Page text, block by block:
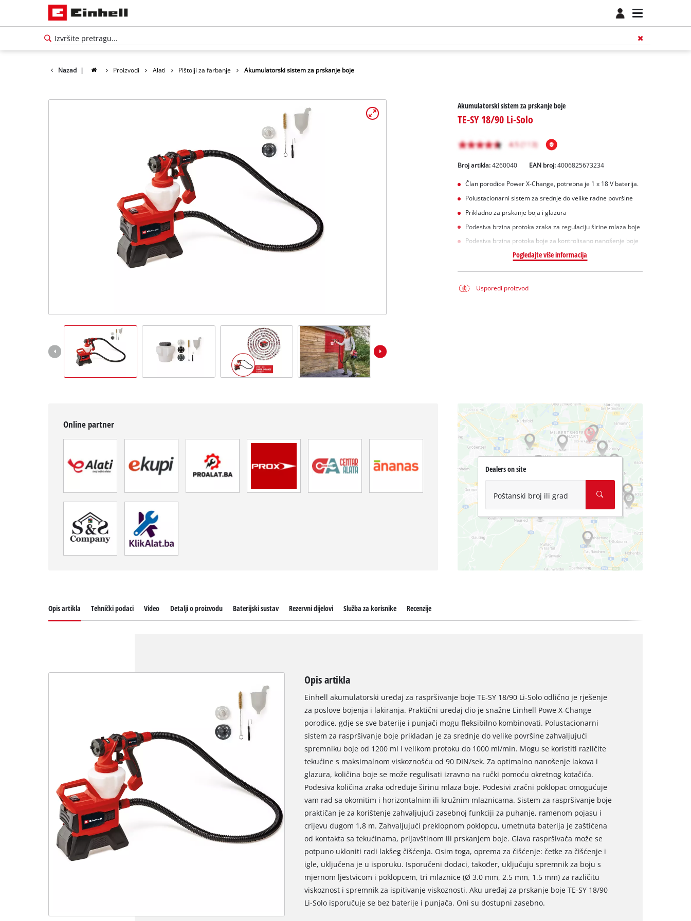
Nazad | Proizvodi Alati Pištolji za farbanje Akumulatorski sistem za prskanje boje
Akumulatorski sistem za prskanje boje
TE-SY 18/90 Li-Solo
Broj artikla: 4260040 EAN broj:4006825673234
Član porodice Power X-Change, potrebna je 1 x 18 V baterija.
Polustacionarni sistem za srednje do velike radne površine
Prikladno za prskanje boja i glazura
Podesiva brzina protoka zraka za regulaciju širine mlaza boje
Podesiva brzina protoka boje za kontrolisano nanošenje boje
Pogledajte više informacija
Usporedi proizvod
Online partner
Dealers on site
Poštanski broj ili grad
Opis artikla Tehnički podaci Video Detalji o proizvodu Baterijski sustav Rezervni dijelovi Služba za korisnike Recenzije
Opis artikla
Einhell akumulatorski uređaj za raspršivanje boje TE-SY 18/90 Li-Solo odlično je rješenje
za poslove bojenja i lakiranja. Praktični uređaj dio je snažne Einhell Powe X-Change
porodice, gdje se sve baterije i punjači mogu fleksibilno kombinovati. Polustacionarni
sistem za raspršivanje boje prikladan je za srednje do velike površine zahvaljujući
spremniku boje od 1200 ml i velikom protoku do 1000 ml/min. Mogu se koristiti različite
tekućine s maksimalnom viskoznošću od 90 DIN/sek. Za optimalno nanošenje lakova i
glazura, količina boje se može regulisati izravno na ručki pomoću okretnog kotačića.
Podesiva količina zraka određuje širinu mlaza boje. Podesivi zračni poklopac omogućuje
vam rad sa okomitim i horizontalnim ili kružnim mlaznicama. Sistem za raspršivanje boje
praktičan je za korištenje zahvaljujući zasebnoj funkciji za puhanje, ramenom pojasu i
crijevu dugom 1,8 m. Zahvaljujući preklopnom poklopcu, umetnuta baterija je zaštićena
od kontakta sa tekućinama, prljavštinom ili prskanjem boje. Glava raspršivača može se
potpuno ukloniti radi lakšeg čišćenja. Osim toga, oprema za čišćenje: četke za čišćenje i
igle, uključena je u isporuku. Isporučeni dodaci, također, uključuju spremnik za boju s
mjernom ljestvicom i poklopcem, tri mlaznice (Ø 3.0 mm, 2.5 mm, 1.5 mm) za različitu
viskoznost i spremnik za ispitivanje viskoznosti. Aku uređaj za prskanje boje TE-SY 18/90
Li-Solo isporučuje se bez baterije i punjača. Oni su dostupni zasebno.